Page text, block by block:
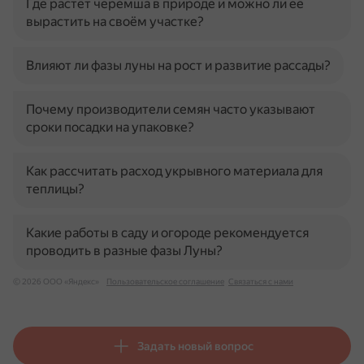
Где растёт черемша в природе и можно ли её
вырастить на своём участке?
Влияют ли фазы луны на рост и развитие рассады?
Почему производители семян часто указывают
сроки посадки на упаковке?
Как рассчитать расход укрывного материала для
теплицы?
Какие работы в саду и огороде рекомендуется
проводить в разные фазы Луны?
© 2026 ООО «Яндекс» Пользовательское соглашение Связаться с нами
Задать новый вопрос